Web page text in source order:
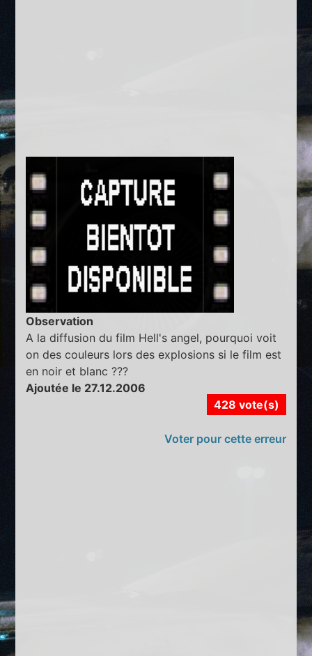
Observation
A la diffusion du film Hell's angel, pourquoi voit
on des couleurs lors des explosions si le film est
en noir et blanc ???
Ajoutée le 27.12.2006
428 vote(s)
Voter pour cette erreur